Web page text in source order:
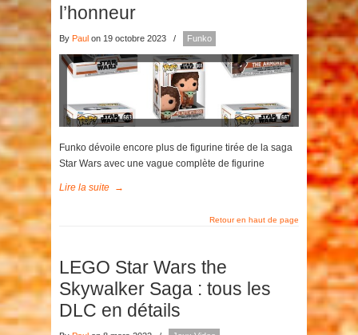
l’honneur
By Paul on 19 octobre 2023 / Funko
Funko dévoile encore plus de figurine tirée de la saga
Star Wars avec une vague complète de figurine
Lire la suite →
Retour en haut de page
LEGO Star Wars the
Skywalker Saga : tous les
DLC en détails